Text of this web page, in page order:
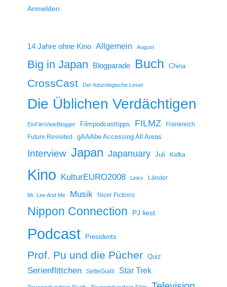
Anmelden
14 Jahre ohne Kino Allgemein August
Big in Japan Blogparade Buch China
CrossCast Der futurologische Leser
Die Üblichen Verdächtigen
EinFilmVieleBlogger Filmpodcasttipps FILMZ
Frankreich
Future Revisited
gAAAbe Accessing All Areas
Interview Japan Japanuary Juli Kafka
Kino KulturEURO2008 Links Länder
Mr. Lee And Me Musik Nicer Fictions
Nippon Connection PJ liest
Podcast Presidents
Prof. Pu und die Pücher Quiz
Serienflittchen SetteGialli Star Trek